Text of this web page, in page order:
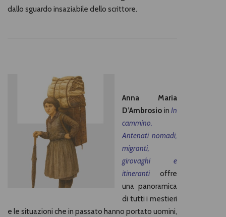
dallo sguardo insaziabile dello scrittore.
Anna Maria
D’Ambrosio in In
cammino.
Antenati nomadi,
migranti,
girovaghi e
itinerantioffre
una panoramica
di tutti i mestieri
e le situazioni che in passato hanno portato uomini,